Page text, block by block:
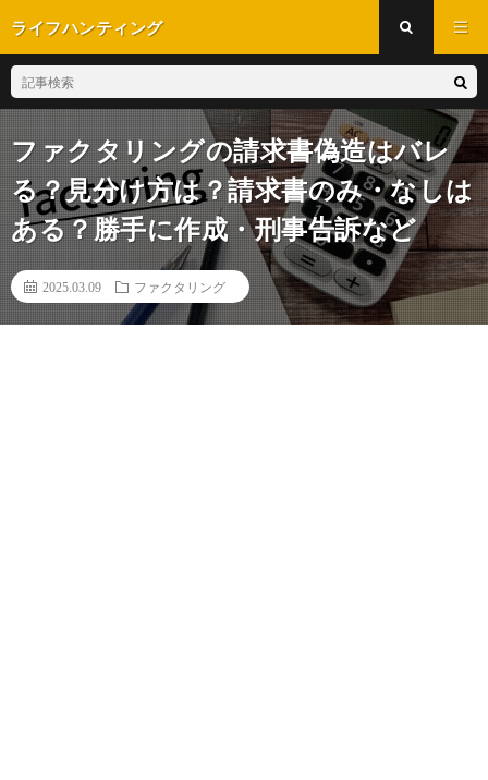
ライフハンティング
ファクタリングの請求書偽造はバレ
る？見分け方は？請求書のみ・なしは
ある？勝手に作成・刑事告訴など
2025.03.09 ファクタリング